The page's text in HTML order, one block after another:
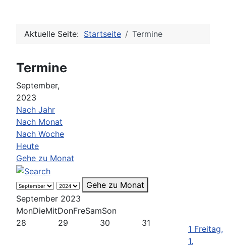
Aktuelle Seite: Startseite Termine
Termine
September,
2023
Nach Jahr
Nach Monat
Nach Woche
Heute
Gehe zu Monat
Gehe zu Monat
September 2023
MonDieMitDonFreSamSon
28
29 30 31
1 Freitag,
1.